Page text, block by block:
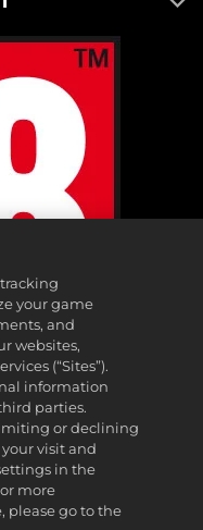
Développé par
respectifs sont des
LLC. 2K et le logo 2K sont
your game
and
websites,
(“Sites”).
information
parties.
or declining
visit and
in the
more
please go to the